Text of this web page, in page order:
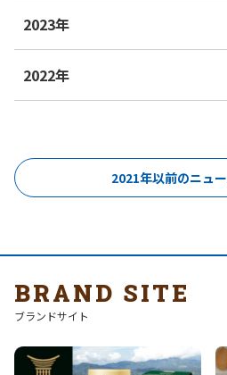
2023年
2022年
2021年以前のニュ
BRAND SITE
ブランドサイト